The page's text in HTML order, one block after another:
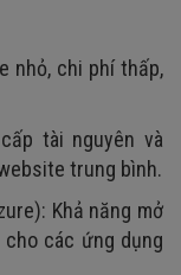
nhỏ, chi phí thấp,
tài nguyên và
trung bình.
Khả năng mở
các ứng dụng